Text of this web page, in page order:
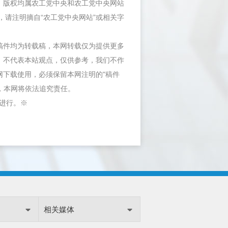
权均属农工党中央和农工党中央网站
注明摘自“农工党中央网站”或相关字
均为转载稿，本网转载仅为提供更多
代表本站观点，仅供参考，我们不作
载使用，必须保留本网注明的"稿件
网将依法追究责任。
行。※
相关媒体